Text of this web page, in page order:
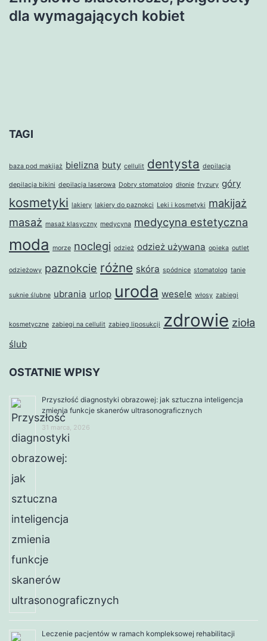
dla wymagających kobiet
TAGI
baza pod makijaż bielizna buty cellulit dentysta depilacja
depilacja bikini depilacja laserowa Dobry stomatolog dłonie fryzury góry
kosmetyki lakiery lakiery do paznokci Leki i kosmetyki makijaż
masaż masaż klasyczny medycyna medycyna estetyczna
moda morze noclegi odzież odzież używana opieka outlet
odzieżowy paznokcie różne skóra spódnice stomatolog tanie
suknie ślubne ubrania urlop uroda wesele włosy zabiegi
kosmetyczne zabiegi na cellulit zabieg liposukcji zdrowie zioła
ślub
OSTATNIE WPISY
Przyszłość diagnostyki obrazowej: jak sztuczna inteligencja
zmienia funkcje skanerów ultrasonograficznych
31 marca, 2026
Leczenie pacjentów w ramach kompleksowej rehabilitacji